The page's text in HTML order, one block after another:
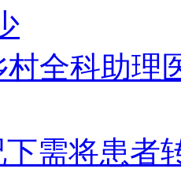
村全科助理
需将患者